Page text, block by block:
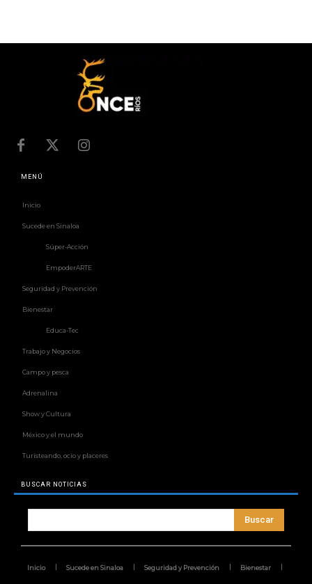
MENÚ
Inicio
Sucede en Sinaloa
Súper-Acción
EmpoderARTE
Seguridad y Prevención
Bienestar
Educa-Tec
Trabajo y Negocios
Campo y pesca
Adrenalina
Show y Cultura
México y el mundo
Turisteando, ocio y placeres
BUSCAR NOTICIAS
Buscar
Inicio Sucede en Sinaloa Seguridad y Prevención Bienestar